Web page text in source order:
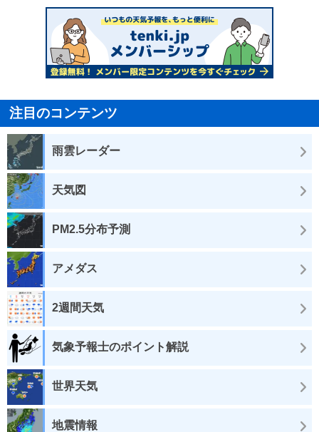
注目のコンテンツ
雨雲レーダー
天気図
PM2.5分布予測
アメダス
2週間天気
気象予報士のポイント解説
世界天気
地震情報